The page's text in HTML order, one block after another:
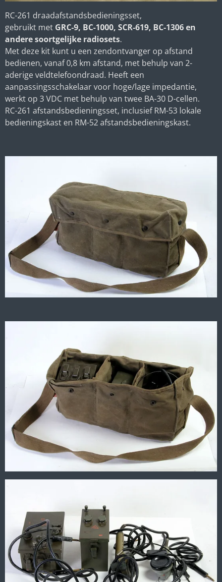
RC-261 draadafstandsbedieningsset,
gebruikt met GRC-9, BC-1000, SCR-619, BC-1306 en
andere soortgelijke radiosets.
Met deze kit kunt u een zendontvanger op afstand
bedienen, vanaf 0,8 km afstand, met behulp van 2-
aderige veldtelefoondraad. Heeft een
aanpassingsschakelaar voor hoge/lage impedantie,
werkt op 3 VDC met behulp van twee BA-30 D-cellen.
RC-261 afstandsbedieningsset, inclusief RM-53 lokale
bedieningskast en RM-52 afstandsbedieningskast.